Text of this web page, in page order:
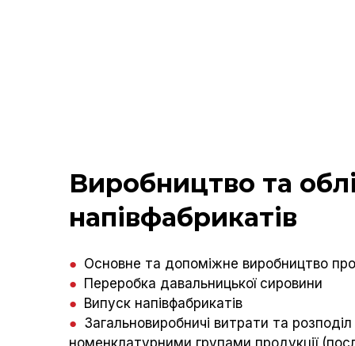
Виробництво та
напівфабрикатів
● Основне та допоміжне виробництво
● Переробка давальницької сировини
● Випуск напівфабрикатів
● Загальновиробничі витрати та